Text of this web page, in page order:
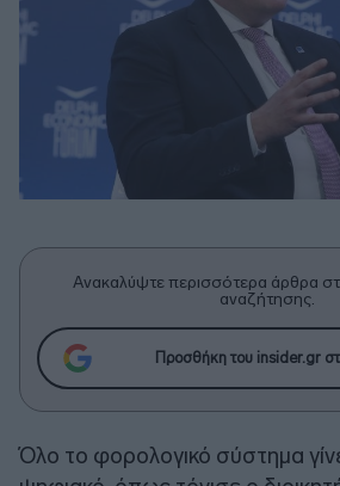
Ανακαλύψτε περισσότερα άρθρα
αναζήτησης.
Προσθήκη του insider.gr
Όλο το φορολογικό σύστημα